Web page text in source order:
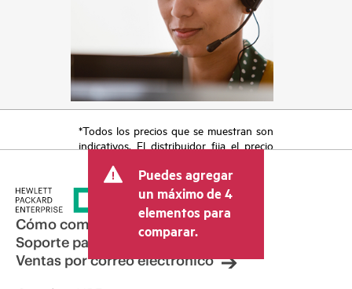
*Todos los precios que se muestran son
indicativos. El distribuidor fija el precio
otros conceptos, como los impuestos a
la venta, el IVA y el envío. El precio de la
transacción que establece el distribuidor
puede variar con respecto a otros
distribuidores y al precio indicativo
mostrado. El precio indicativo puede
incluir ofertas promocionales por tiempo
Puedes agregar
un máximo de 4
elementos para
comparar.
Cómo comprar
Soporte para productos
Ventas por correo electrónico